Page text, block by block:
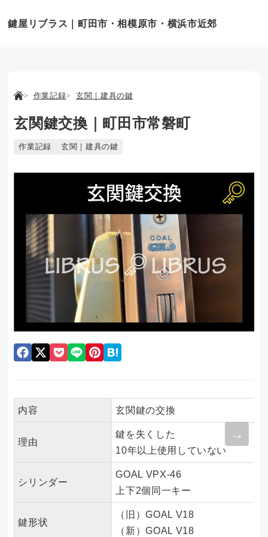
鍵屋リブラス｜町田市・相模原市・横浜市近郊
作業記録 玄関｜建具の鍵
玄関鍵交換｜町田市常磐町
作業記録 玄関｜建具の鍵
内容 玄関鍵の交換
理由
鍵を失くした
10年以上使用していない
シリンダー
GOAL VPX-46
上下2個同一キー
鍵形状
（旧）GOAL V18
（新）GOAL V18